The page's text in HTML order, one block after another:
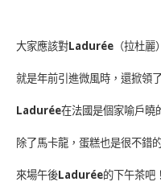
大家應該對Ladurée （拉杜麗
就是年前引進微風時，還掀領
Ladurée在法國是個家喻戶曉
除了馬卡龍，蛋糕也是很不錯
來場午後Ladurée的下午茶吧！